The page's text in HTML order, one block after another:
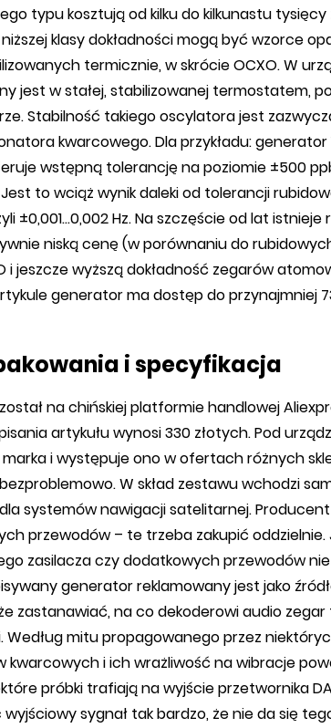
typu kosztują od kilku do kilkunastu tysięcy
klasy dokładności mogą być wzorce
termicznie, w skrócie OCXO. W
jest w stałej, stabilizowanej termostatem,
Stabilność takiego oscylatora jest
kwarcowego. Dla przykładu: generator
wstępną tolerancję na poziomie ±500
to wciąż wynik daleki od tolerancji
±0,001...0,002 Hz. Na szczęście od lat
niską cenę (w porównaniu do
jeszcze wyższą dokładność zegarów
generator ma dostęp do przynajmniej
i specyfikacja
na chińskiej platformie handlowej
artykułu wynosi 330 złotych. Pod
i występuje ono w ofertach różnych
W skład zestawu wchodzi
systemów nawigacji satelitarnej.
przewodów – te trzeba zakupić
zasilacza czy dodatkowych przewodów
generator reklamowany jest jako
zastanawiać, na co dekoderowi audio zegar
Według mitu propagowanego przez
kwarcowych i ich wrażliwość na wibracje
próbki trafiają na wyjście przetwornika
sygnał tak bardzo, że nie da się